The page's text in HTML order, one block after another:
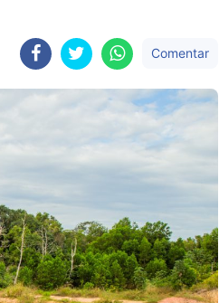
Comentar